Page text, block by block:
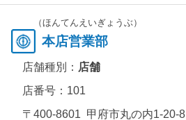
（ほんてんえいぎょうぶ）
本店営業部
店舗種別： 店舗
店番号：101
〒400-8601 甲府市丸の内1-20-8